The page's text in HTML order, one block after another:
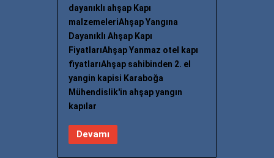
dayanıklı ahşap Kapı
malzemeleriAhşap Yangına
Dayanıklı Ahşap Kapı
FiyatlarıAhşap Yanmaz otel kapı
fiyatlarıAhşap sahibinden 2. el
yangin kapisi Karaboğa
Mühendislik'in ahşap yangın
kapılar
Devamı